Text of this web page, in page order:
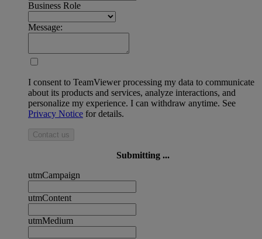
Business Role
Message:
I consent to TeamViewer processing my data to communicate
about its products and services, analyze interactions, and
personalize my experience. I can withdraw anytime. See
Privacy Notice for details.
Contact us
Submitting ...
utmCampaign
utmContent
utmMedium